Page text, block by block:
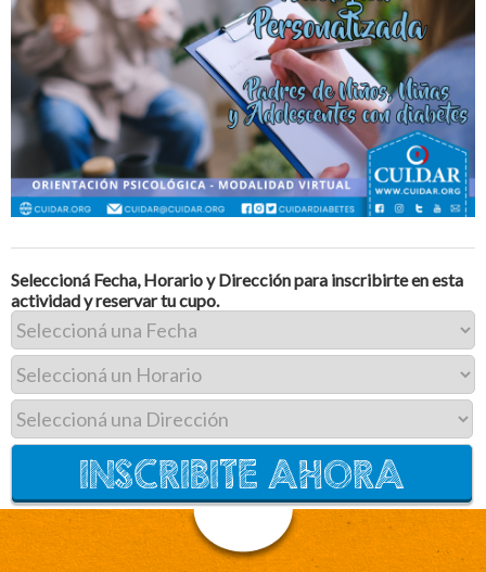
Seleccioná Fecha, Horario y Dirección para inscribirte en esta
actividad y reservar tu cupo.